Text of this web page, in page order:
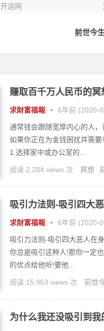
运网
前世今
赚取百千万人民币的冥
求財富福報 • 6年前 (2020-
通常钱会跟随宽厚内心的人，
如果你正在为金钱困扰并需要
1.选择家中或办公室的...
阅读 2,284 views 次 冥想
吸引力法则-吸引四大
求財富福報 • 6年前 (2020-
吸引力法则-吸引四大恶人在
你总是吸引这种人!那你一定
的优点给他听!要他...
阅读 15,963 views 次 前世
为什么我还没吸引到我